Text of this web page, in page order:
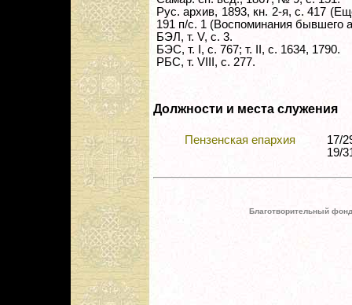
Рус. архив, 1893, кн. 2-я, с. 417
191 п/с. 1 (Воспоминания бывшего
БЭЛ, т. V, с. 3.
БЭС, т. I, с. 767; т. II, с. 1634, 1790.
РБС, т. VIII, с. 277.
Должности и места служения
Пензенская епархия
17/
19/
Благотворительный